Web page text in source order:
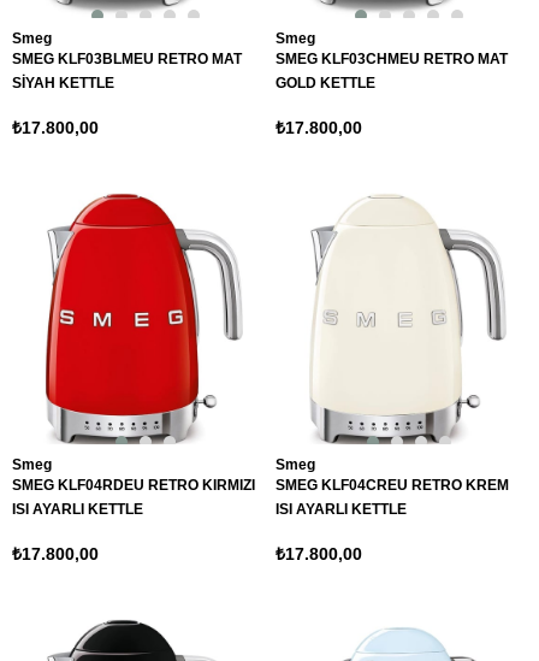
Smeg
SMEG KLF03BLMEU RETRO MAT
SİYAH KETTLE
₺17.800,00
Smeg
SMEG KLF03CHMEU RETRO MAT
GOLD KETTLE
₺17.800,00
Smeg
SMEG KLF04RDEU RETRO KIRMIZI
ISI AYARLI KETTLE
₺17.800,00
Smeg
SMEG KLF04CREU RETRO KREM
ISI AYARLI KETTLE
₺17.800,00